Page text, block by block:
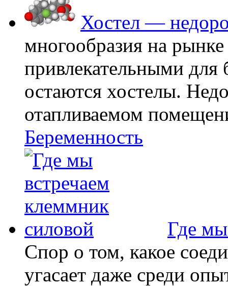
Хостел —
многообразия на
привлекательными
остаются хостелы.
отапливаемом
Беременность
Где
Спор о том, какое
угасает даже среди